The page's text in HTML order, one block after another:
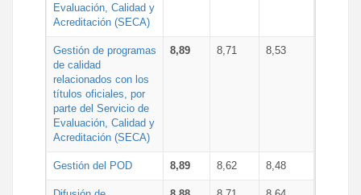
Evaluación, Calidad y
Acreditación (SECA)
Gestión de programas
de calidad
relacionados con los
títulos oficiales, por
parte del Servicio de
Evaluación, Calidad y
Acreditación (SECA)
8,89 8,71 8,53
Gestión del POD 8,89 8,62 8,48